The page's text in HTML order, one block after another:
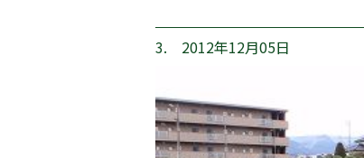
3. 2012年12月05日